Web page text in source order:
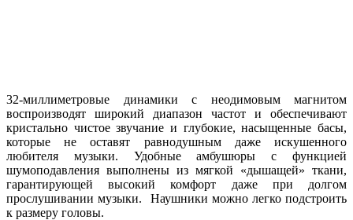
32-миллиметровые динамики с неодимовым магнитом
воспроизводят широкий диапазон частот и обеспечивают
кристально чистое звучание и глубокие, насыщенные басы,
которые не оставят равнодушным даже искушенного
любителя музыки. Удобные амбушюры с функцией
шумоподавления выполнены из мягкой «дышащей» ткани,
гарантирующей высокий комфорт даже при долгом
прослушивании музыки. Наушники можно легко подстроить
к размеру головы.